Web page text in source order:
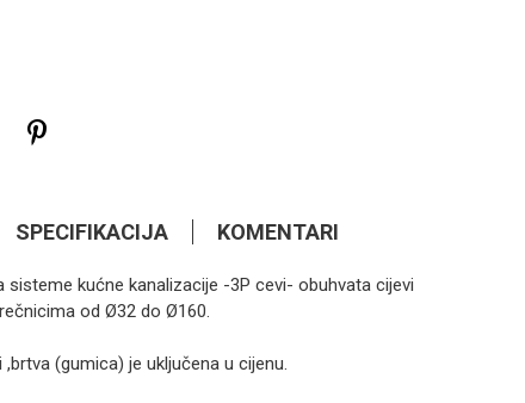
SPECIFIKACIJA KOMENTARI
kućne kanalizacije -3P cevi- obuhvata cijevi
od Ø32 do Ø160.
(gumica) je uključena u cijenu.
PVC ELEMENTI 1,35